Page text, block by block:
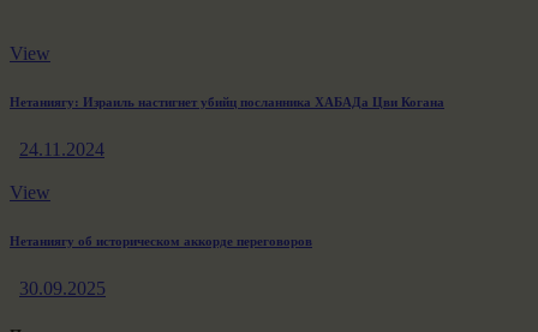
View
Нетаниягу: Израиль настигнет убийц посланника ХАБАДа Цви Когана
24.11.2024
View
Нетаниягу об историческом аккорде переговоров
30.09.2025